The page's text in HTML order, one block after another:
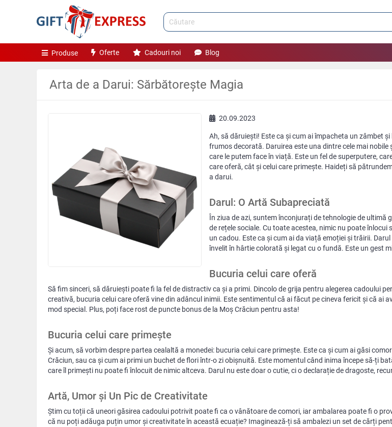
Produse Oferte Cadouri noi Blog
Arta de a Darui: Sărbătorește Magia
20.09.2023
Ah, să dăruiești! Este ca și cum ai împacheta un zâmbet
frumos decorată. Daruirea este una dintre cele mai
care le putem face în viață. Este un fel de superputere,
care oferă, cât și celui care primește. Haideți să
a darui.
Darul: O Artă Subapreciată
În ziua de azi, suntem înconjurați de tehnologie de ultimă
de rețele sociale. Cu toate acestea, nimic nu poate înlocui
un cadou. Este ca și cum ai da viață emoției și trăirii.
învelit în hârtie colorată și legat cu o fundă. Este un gest
Bucuria celui care oferă
Să fim sinceri, să dăruiești poate fi la fel de distractiv ca și a primi. Dincolo de grija pentru alegerea cadoului
creativă, bucuria celui care oferă vine din adâncul inimii. Este sentimentul că ai făcut pe cineva fericit și că ai
mod special. Plus, poți face rost de puncte bonus de la Moș Crăciun pentru asta!
Bucuria celui care primește
Și acum, să vorbim despre partea cealaltă a monedei: bucuria celui care primește. Este ca și cum ai găsi
Crăciun, sau ca și cum ai primi un buchet de flori într-o zi obișnuită. Este momentul când inima începe să-ți
care îl primești nu poate fi înlocuit de nimic altceva. Darul nu este doar o cutie, ci o declarație de dragoste,
Artă, Umor și Un Pic de Creativitate
Știm cu toții că uneori găsirea cadoului potrivit poate fi ca o vânătoare de comori, iar ambalarea poate fi o
că nu poți adăuga puțin umor și creativitate în această ecuație? Imaginează-ți să ambalezi un set de cărți